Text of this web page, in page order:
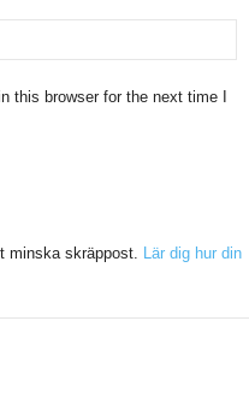
this browser for the next time I
minska skräppost. Lär dig hur din